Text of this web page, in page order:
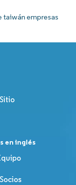
taiwán empresas
en inglés